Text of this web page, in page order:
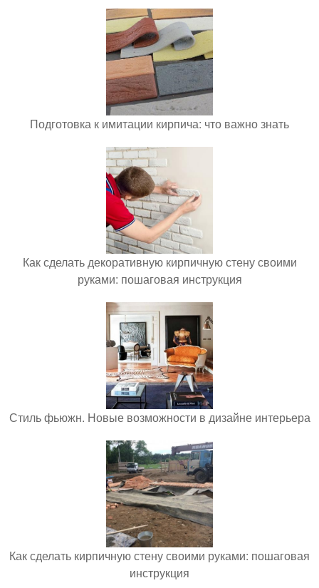
Подготовка к имитации кирпича: что важно знать
Как сделать декоративную кирпичную стену своими
руками: пошаговая инструкция
Стиль фьюжн. Новые возможности в дизайне интерьера
Как сделать кирпичную стену своими руками: пошаговая
инструкция